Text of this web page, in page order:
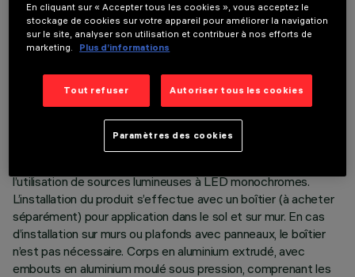
DONNÉES TECHNIQUES
DERNIÈRE MISE À JOUR: 05/08/2026
l’utilisation de sources lumineuses à LED monochromes.
L’installation du produit s’effectue avec un boîtier (à acheter
séparément) pour application dans le sol et sur mur. En cas
d’installation sur murs ou plafonds avec panneaux, le boîtier
n’est pas nécessaire. Corps en aluminium extrudé, avec
embouts en aluminium moulé sous pression, comprenant les
En cliquant sur « Accepter tous les cookies », vous acceptez le
stockage de cookies sur votre appareil pour améliorer la navigation
sur le site, analyser son utilisation et contribuer à nos efforts de
marketing.
Plus d’informations
Tout refuser Autoriser tous les cookies
Paramètres des cookies